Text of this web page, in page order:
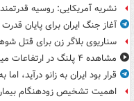
نشریه آمریکایی: روسیه
آغاز جنگ ایران برای پایان قدرت
سناریوی بلاگر زن برای قتل
مشاهده ۴ پلنگ در ارتفاعات میناب
قرار بود ایران به زانو درآید،
اهمیت تشخیص زودهنگام